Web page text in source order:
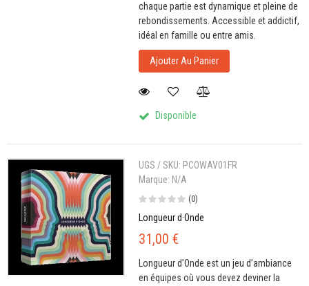
chaque partie est dynamique et pleine de
rebondissements. Accessible et addictif,
idéal en famille ou entre amis.
Ajouter Au Panier
Disponible
UGS / SKU: PCOWAV01FR
Marque: N/A
(0)
Longueur d·Onde
31,00 €
Longueur d’Onde est un jeu d’ambiance
en équipes où vous devez deviner la